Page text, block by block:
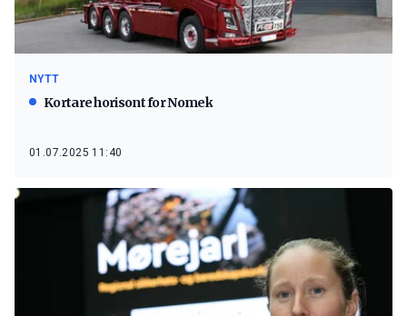
NYTT
Kortare horisont for Nomek
01.07.2025 11:40